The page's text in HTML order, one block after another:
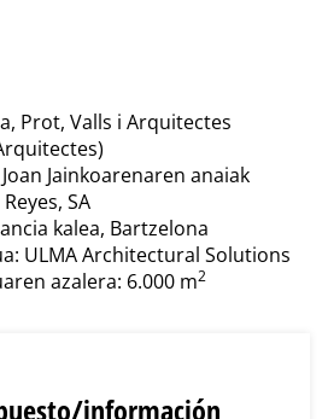
Prot, Valls i Arquitectes
Jainkoarenaren anaiak
SA
kalea, Bartzelona
ULMA Architectural Solutions
azalera: 6.000 m2
información